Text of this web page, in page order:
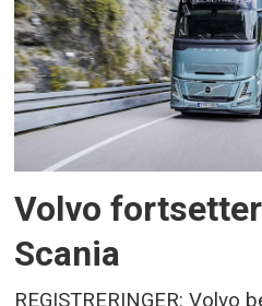
Volvo
Scania
REGISTRERINGER: